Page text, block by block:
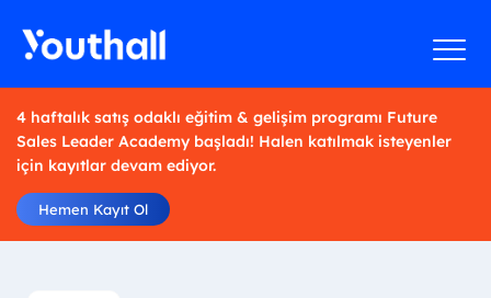
4 haftalık satış odaklı eğitim & gelişim programı Future
Sales Leader Academy başladı! Halen katılmak isteyenler
için kayıtlar devam ediyor.
Hemen Kayıt Ol